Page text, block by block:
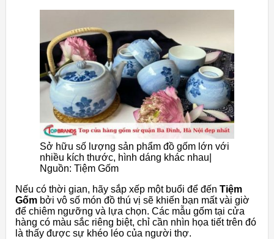
Sở hữu số lượng sản phẩm đồ gốm lớn với
nhiều kích thước, hình dáng khác nhau|
Nguồn: Tiệm Gốm
Nếu có thời gian, hãy sắp xếp một buổi để đến Tiệm
Gốm bởi vô số món đồ thú vị sẽ khiến bạn mất vài giờ
để chiêm ngưỡng và lựa chọn. Các mẫu gốm tại cửa
hàng có màu sắc riêng biệt, chỉ cần nhìn họa tiết trên đó
là thấy được sự khéo léo của người thợ.